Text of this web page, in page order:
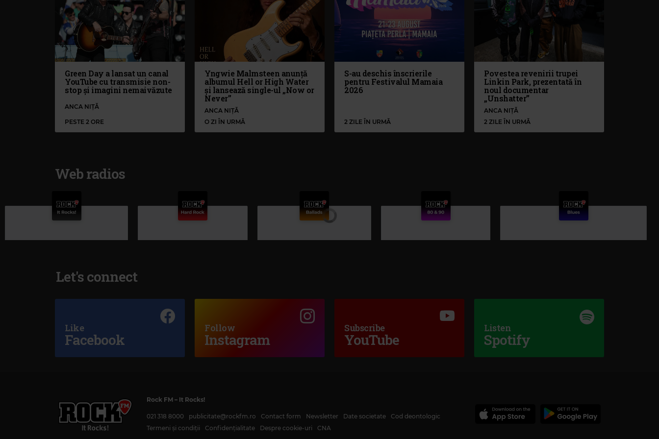
Green Day a lansat un canal
YouTube cu transmisie non-
stop și imagini nemaivăzute
ANCA NIȚĂ
PESTE 2 ORE
Yngwie Malmsteen anunță
albumul Hell or High Water
și lansează single-ul „Now or
Never”
ANCA NIȚĂ
O ZI ÎN URMĂ
S-au deschis înscrierile
pentru Festivalul Mamaia
2026
2 ZILE ÎN URMĂ
Povestea revenirii trupei
Linkin Park, prezentată în
noul documentar
„Unshatter”
ANCA NIȚĂ
2 ZILE ÎN URMĂ
Web radios
Rock FM
ROYAL DELUXE–I'M A WANTED MAN
Hard Rock by Rock FM
ROCK AND ROLL ALL NITE
GOTTHARD ONE LIFE, ONE SOUL
GENESIS JESUS HE KNOWS ME
Let's connect
Like
Facebook
Follow
Instagram
Subscribe
YouTube
Listen
Spotify
Rock FM– It Rocks!
021 318 8000 publicitate@rockfm.ro Contact form Newsletter Date societate
Cod deontologic
Termeni și condiții
Confidențialitate Despre cookie-uri CNA